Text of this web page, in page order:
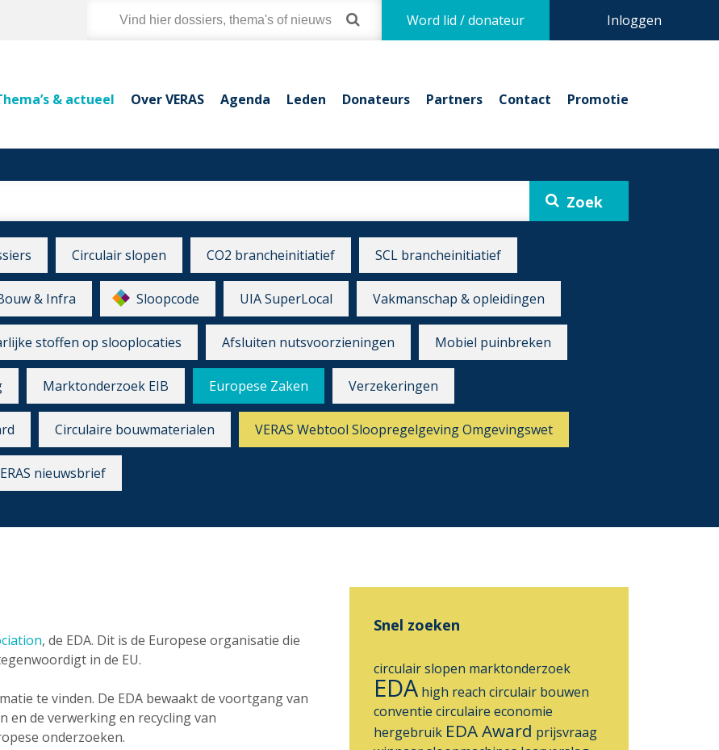
Inloggen
Word lid / donateur
& actueel Over VERAS Agenda Leden Donateurs Partners Contact Promotie
Circulair slopen CO2 brancheinitiatief SCL brancheinitiatief
& Infra Sloopcode UIA SuperLocal Vakmanschap & opleidingen
stoffen op slooplocaties Afsluiten nutsvoorzieningen Mobiel puinbreken
Marktonderzoek EIB Europese Zaken Verzekeringen
Circulaire bouwmaterialen VERAS Webtool Sloopregelgeving Omgevingswet
nieuwsbrief
, de EDA. Dit is de Europese organisatie die
in de EU.
te vinden. De EDA bewaakt de voortgang van
en de verwerking en recycling van
onderzoeken.
Snel zoeken
circulair slopen marktonderzoek
EDA high reach circulair bouwen
conventie circulaire economie
hergebruik EDA Award prijsvraag